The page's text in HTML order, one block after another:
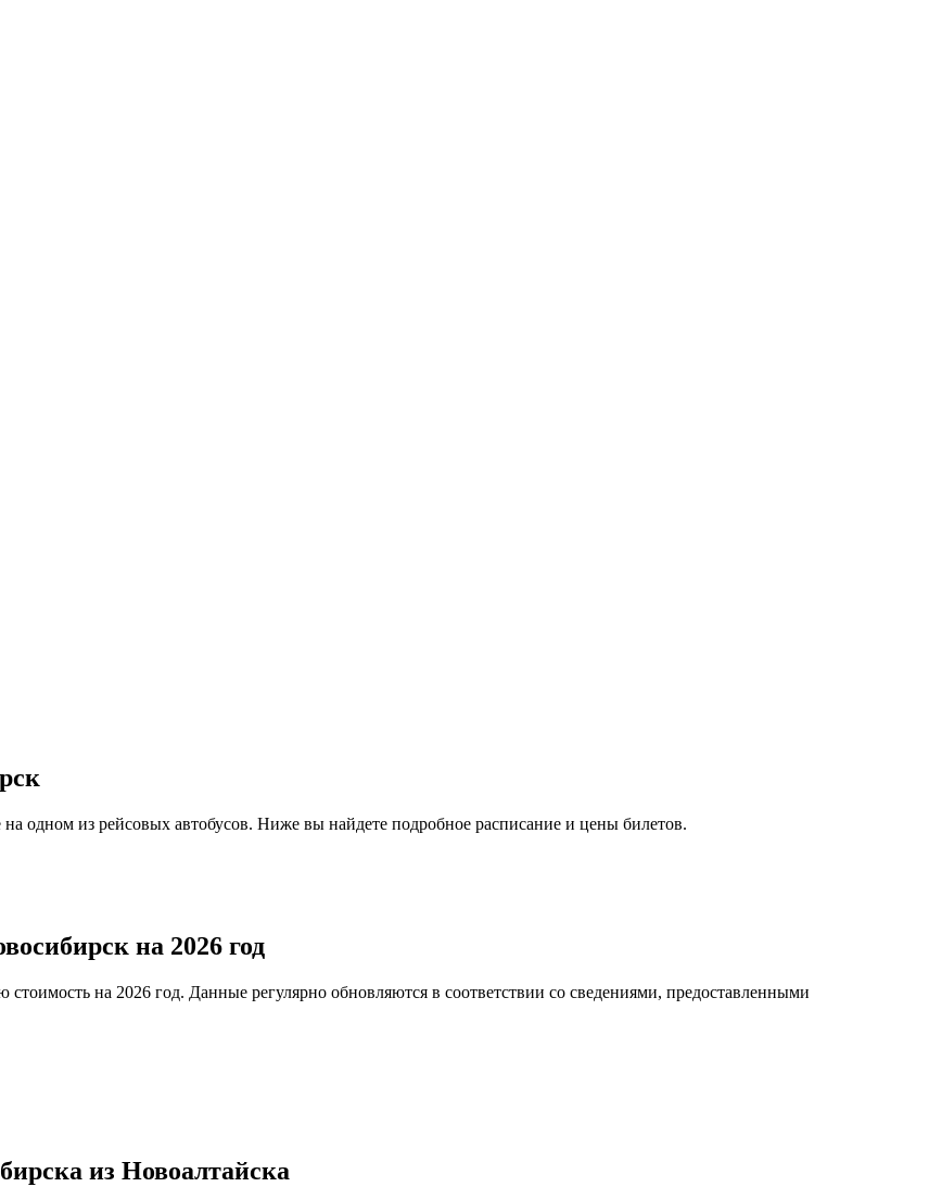
одном из рейсовых автобусов. Ниже вы найдете подробное расписание и цены билетов.
на 2026 год
на 2026 год. Данные регулярно обновляются в соответствии со сведениями, предоставленными
из Новоалтайска